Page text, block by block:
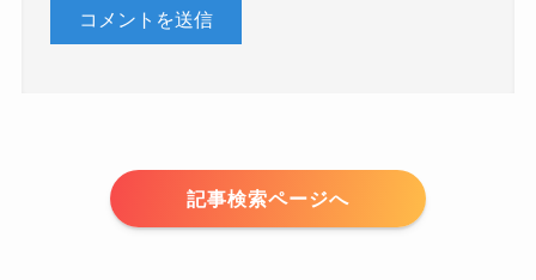
記事検索ページへ